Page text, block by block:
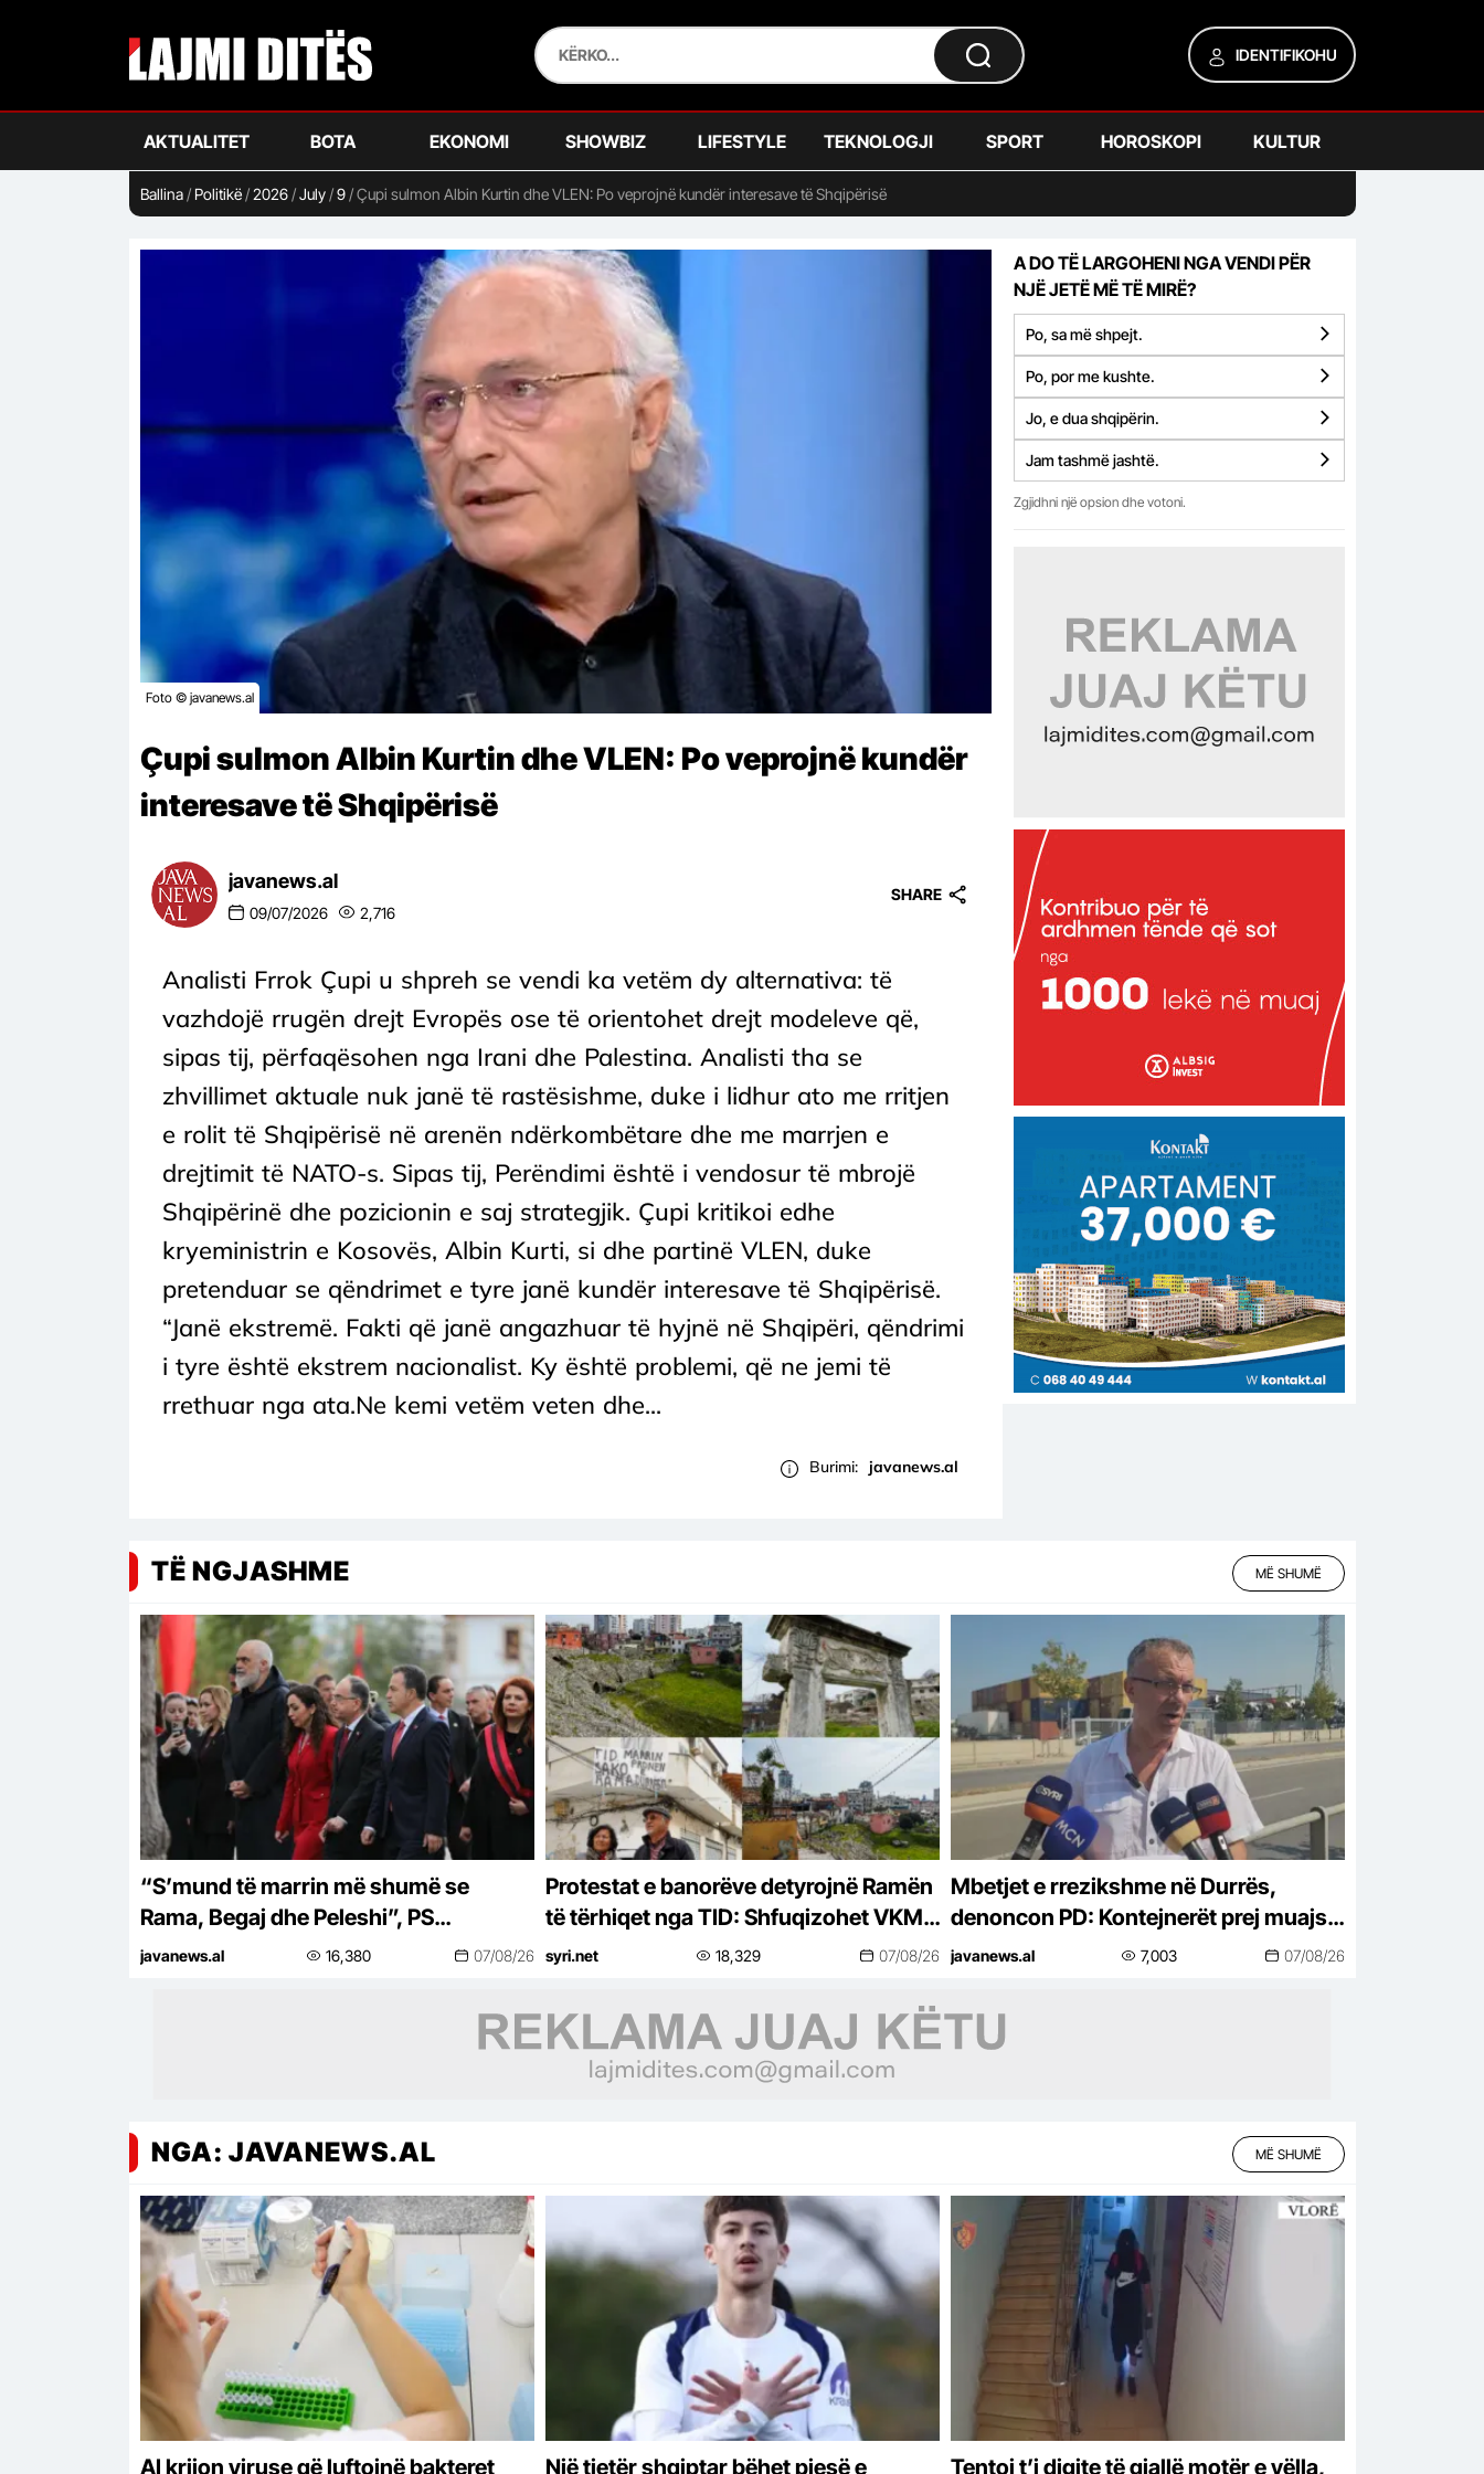
IDENTIFIKOHU
AKTUALITET BOTA EKONOMI SHOWBIZ LIFESTYLE TEKNOLOGJI SPORT HOROSKOPI KULTUR
Ballina/ Politikë/2026/July/9/Çupi sulmon Albin Kurtin dhe VLEN: Po veprojnë kundër interesave të Shqipërisë
Foto © javanews.al
Çupi sulmon Albin Kurtin dhe VLEN: Po veprojnë kundër
interesave të Shqipërisë
javanews.al
09/07/2026 2,716
SHARE
Analisti Frrok Çupi u shpreh se vendi ka vetëm dy alternativa: të
vazhdojë rrugën drejt Evropës ose të orientohet drejt modeleve që,
sipas tij, përfaqësohen nga Irani dhe Palestina. Analisti tha se
zhvillimet aktuale nuk janë të rastësishme, duke i lidhur ato me rritjen
e rolit të Shqipërisë në arenën ndërkombëtare dhe me marrjen e
drejtimit të NATO-s. Sipas tij, Perëndimi është i vendosur të mbrojë
Shqipërinë dhe pozicionin e saj strategjik. Çupi kritikoi edhe
kryeministrin e Kosovës, Albin Kurti, si dhe partinë VLEN, duke
pretenduar se qëndrimet e tyre janë kundër interesave të Shqipërisë.
“Janë ekstremë. Fakti që janë angazhuar të hyjnë në Shqipëri, qëndrimi
i tyre është ekstrem nacionalist. Ky është problemi, që ne jemi të
rrethuar nga ata.Ne kemi vetëm veten dhe...
Burimi: javanews.al
A DO TË LARGOHENI NGA VENDI PËR
NJË JETË MË TË MIRË?
Po, sa më shpejt.
Po, por me kushte.
Jo, e dua shqipërin.
Jam tashmë jashtë.
Zgjidhni një opsion dhe votoni.
TË NGJASHME MË SHUMË
“S’mund të marrin më shumë se
Rama, Begaj dhe Peleshi”, PS
propozon rritjen e pagave të
javanews.al 16,380 07/08/26
Protestat e banorëve detyrojnë Ramën
të tërhiqet nga TID: Shfuqizohet VKM-
ja për zonën ku parashikohej projekti
syri.net 18,329 07/08/26
Mbetjet e rrezikshme në Durrës,
denoncon PD: Kontejnerët prej muajsh
pranë zonave të banuara
javanews.al 7,003 07/08/26
NGA: JAVANEWS.AL MË SHUMË
AI krijon viruse që luftojnë bakteret
Një tjetër shqiptar bëhet pjesë e
Tentoi t’i digjte të gjallë motër e vëlla,